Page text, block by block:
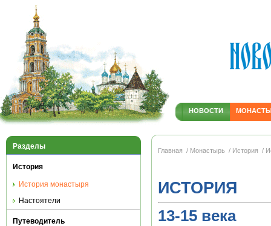
Главная / Монастырь / История /
ИСТОРИЯ
13-15 века
НОВОСТИ
Разделы
История
История монастыря
Настоятели
Путеводитель